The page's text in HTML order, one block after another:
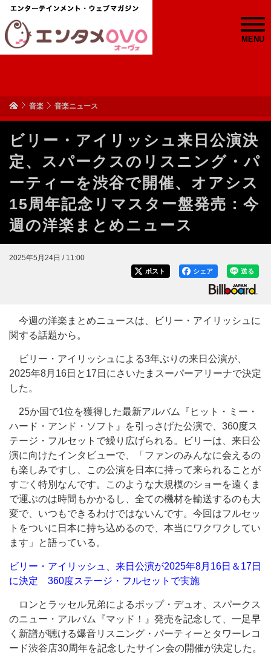
MENU
音楽 音楽ニュース
ビリー・アイリッシュ来日公演決
定、スパークスのリスニング・パ
ーティーを渋谷で開催、オアシス
15周年記念リマスター盤発売：今
週の洋楽まとめニュース
2025年5月24日 / 11:00
送る
シェア
ポスト
今週の洋楽まとめニュースは、ビリー・アイリッシュに
関する話題から。
ビリー・アイリッシュによる3年ぶりの来日公演が、
2025年8月16日と17日にさいたまスーパーアリーナで決定
した。
25か国で1位を獲得した最新アルバム『ヒット・ミー・
ハード・アンド・ソフト』を引っさげた公演で、360度ス
テージ・フルセットで繰り広げられる。ビリーは、来日公
演に向けたインタビューで、「ファンのみんなに会えるの
も楽しみですし、この公演を日本に持って来られることが
すごく特別なんです。このような大規模のショーを遠くま
で運ぶのは時間もかかるし、全ての機材を輸送するのも大
変で、いつもできるわけではないんです。今回はフルセッ
トをついに日本に持ち込めるので、本当にワクワクしてい
ます」と語っている。
ビリー・アイリッシュ、来日公演が2025年8月16日＆17日
に決定 360度ステージ・フルセットで実施
ロンとラッセル兄弟によるポップ・デュオ、スパークス
のニュー・アルバム『マッド！』発売を記念して、一足早
く新譜が聴ける爆音リスニング・パーティーとタワーレコ
ード渋谷店30周年を記念したサイン会の開催が決定した。